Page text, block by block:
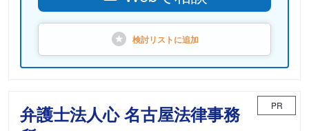
検討リストに追加
弁護士法人心 名古屋法律事務
PR